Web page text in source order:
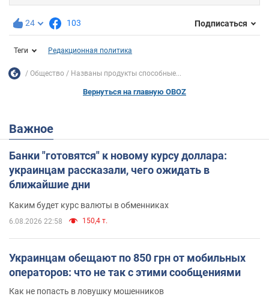
24 103 Подписаться
Теги Редакционная политика
Общество Названы продукты способные...
Вернуться на главную OBOZ
Важное
Банки "готовятся" к новому курсу доллара:
украинцам рассказали, чего ожидать в
ближайшие дни
Каким будет курс валюты в обменниках
6.08.2026 22:58 150,4 т.
Украинцам обещают по 850 грн от мобильных
операторов: что не так с этими сообщениями
Как не попасть в ловушку мошенников